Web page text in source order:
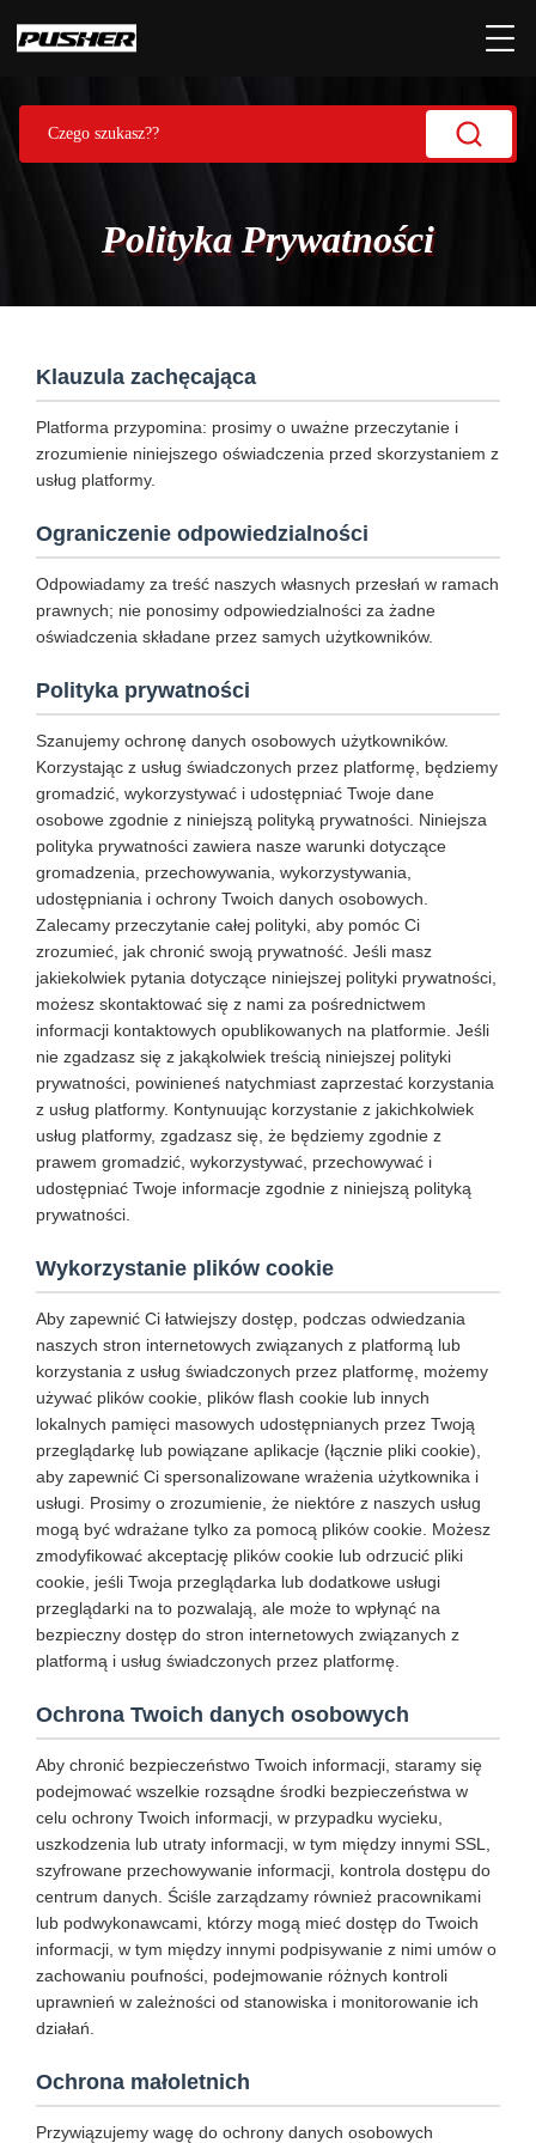
Polityka Prywatności
Klauzula zachęcająca
Platforma przypomina: prosimy o uważne przeczytanie i
zrozumienie niniejszego oświadczenia przed skorzystaniem z
usług platformy.
Ograniczenie odpowiedzialności
Odpowiadamy za treść naszych własnych przesłań w ramach
prawnych; nie ponosimy odpowiedzialności za żadne
oświadczenia składane przez samych użytkowników.
Polityka prywatności
Szanujemy ochronę danych osobowych użytkowników.
Korzystając z usług świadczonych przez platformę, będziemy
gromadzić, wykorzystywać i udostępniać Twoje dane
osobowe zgodnie z niniejszą polityką prywatności. Niniejsza
polityka prywatności zawiera nasze warunki dotyczące
gromadzenia, przechowywania, wykorzystywania,
udostępniania i ochrony Twoich danych osobowych.
Zalecamy przeczytanie całej polityki, aby pomóc Ci
zrozumieć, jak chronić swoją prywatność. Jeśli masz
jakiekolwiek pytania dotyczące niniejszej polityki prywatności,
możesz skontaktować się z nami za pośrednictwem
informacji kontaktowych opublikowanych na platformie. Jeśli
nie zgadzasz się z jakąkolwiek treścią niniejszej polityki
prywatności, powinieneś natychmiast zaprzestać korzystania
z usług platformy. Kontynuując korzystanie z jakichkolwiek
usług platformy, zgadzasz się, że będziemy zgodnie z
prawem gromadzić, wykorzystywać, przechowywać i
udostępniać Twoje informacje zgodnie z niniejszą polityką
prywatności.
Wykorzystanie plików cookie
Aby zapewnić Ci łatwiejszy dostęp, podczas odwiedzania
naszych stron internetowych związanych z platformą lub
korzystania z usług świadczonych przez platformę, możemy
używać plików cookie, plików flash cookie lub innych
lokalnych pamięci masowych udostępnianych przez Twoją
przeglądarkę lub powiązane aplikacje (łącznie pliki cookie),
aby zapewnić Ci spersonalizowane wrażenia użytkownika i
usługi. Prosimy o zrozumienie, że niektóre z naszych usług
mogą być wdrażane tylko za pomocą plików cookie. Możesz
zmodyfikować akceptację plików cookie lub odrzucić pliki
cookie, jeśli Twoja przeglądarka lub dodatkowe usługi
przeglądarki na to pozwalają, ale może to wpłynąć na
bezpieczny dostęp do stron internetowych związanych z
platformą i usług świadczonych przez platformę.
Ochrona Twoich danych osobowych
Aby chronić bezpieczeństwo Twoich informacji, staramy się
podejmować wszelkie rozsądne środki bezpieczeństwa w
celu ochrony Twoich informacji, w przypadku wycieku,
uszkodzenia lub utraty informacji, w tym między innymi SSL,
szyfrowane przechowywanie informacji, kontrola dostępu do
centrum danych. Ściśle zarządzamy również pracownikami
lub podwykonawcami, którzy mogą mieć dostęp do Twoich
informacji, w tym między innymi podpisywanie z nimi umów o
zachowaniu poufności, podejmowanie różnych kontroli
uprawnień w zależności od stanowiska i monitorowanie ich
działań.
Ochrona małoletnich
Przywiązujemy wagę do ochrony danych osobowych